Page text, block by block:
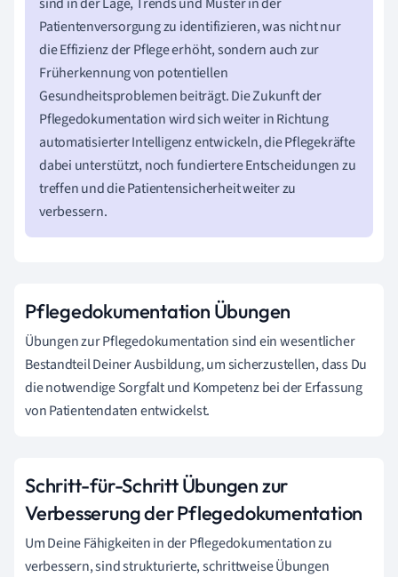
Patientenversorgung zu identifizieren, was nicht nur
die Effizienz der Pflege erhöht, sondern auch zur
Früherkennung von potentiellen
Gesundheitsproblemen beiträgt. Die Zukunft der
Pflegedokumentation wird sich weiter in Richtung
automatisierter Intelligenz entwickeln, die Pflegekräfte
dabei unterstützt, noch fundiertere Entscheidungen zu
treffen und die Patientensicherheit weiter zu
verbessern.
Pflegedokumentation Übungen
Übungen zur Pflegedokumentation sind ein wesentlicher
Bestandteil Deiner Ausbildung, um sicherzustellen, dass Du
die notwendige Sorgfalt und Kompetenz bei der Erfassung
von Patientendaten entwickelst.
Schritt-für-Schritt Übungen zur
Verbesserung der Pflegedokumentation
Um Deine Fähigkeiten in der Pflegedokumentation zu
verbessern, sind strukturierte, schrittweise Übungen